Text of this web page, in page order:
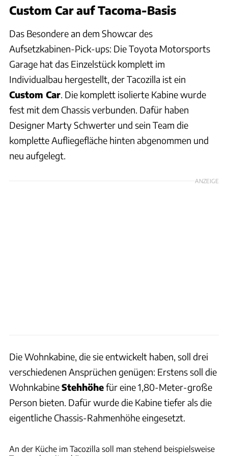
Custom Car auf Tacoma-Basis
Das Besondere an dem Showcar des
Aufsetzkabinen-Pick-ups: Die Toyota Motorsports
Garage hat das Einzelstück komplett im
Individualbau hergestellt, der Tacozilla ist ein
Custom Car. Die komplett isolierte Kabine wurde
fest mit dem Chassis verbunden. Dafür haben
Designer Marty Schwerter und sein Team die
komplette Aufliegefläche hinten abgenommen und
neu aufgelegt.
ANZEIGE
Die Wohnkabine, die sie entwickelt haben, soll drei
verschiedenen Ansprüchen genügen: Erstens soll die
WohnkabineStehhöhefür eine 1,80-Meter-große
Person bieten. Dafür wurde die Kabine tiefer als die
eigentliche Chassis-Rahmenhöhe eingesetzt.
An der Küche im Tacozilla soll man stehend beispielsweise